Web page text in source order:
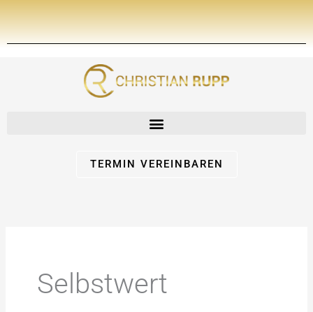
springen
TERMIN VEREINBAREN
Selbstwert